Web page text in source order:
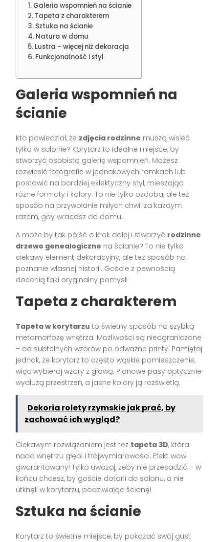
Galeria wspomnień na ścianie
Tapeta z charakterem
Sztuka na ścianie
Natura w domu
Lustra – więcej niż dekoracja
Funkcjonalność i styl
Galeria wspomnień na
ścianie
Kto powiedział, że zdjęcia rodzinne muszą wisieć
tylko w salonie? Korytarz to idealne miejsce, by
stworzyć osobistą galerię wspomnień. Możesz
rozwiesić fotografie w jednakowych ramkach lub
postawić na bardziej eklektyczny styl, mieszając
różne formaty i kolory. To nie tylko ozdoba, ale też
sposób na przywołanie miłych chwil za każdym
razem, gdy wracasz do domu.
A może by tak pójść o krok dalej i stworzyć rodzinne
drzewo genealogiczne na ścianie? To nie tylko
ciekawy element dekoracyjny, ale też sposób na
poznanie własnej historii. Goście z pewnością
docenią taki oryginalny pomysł!
Tapeta z charakterem
Tapeta w korytarzu to świetny sposób na szybką
metamorfozę wnętrza. Możliwości są nieograniczone
– od subtelnych wzorów po odważne printy. Pamiętaj
jednak, że korytarz to często wąskie pomieszczenie,
więc wybieraj wzory z głową. Pionowe pasy optycznie
wydłużą przestrzeń, a jasne kolory ją rozświetlą.
Dekoria rolety rzymskie jak prać, by
zachować ich wygląd?
Ciekawym rozwiązaniem jest też tapeta 3D, która
nada wnętrzu głębi i trójwymiarowości. Efekt wow
gwarantowany! Tylko uważaj, żeby nie przesadzić – w
końcu chcesz, by goście dotarli do salonu, a nie
utknęli w korytarzu, podziwiając ścianę!
Sztuka na ścianie
Korytarz to świetne miejsce, by pokazać swój gust